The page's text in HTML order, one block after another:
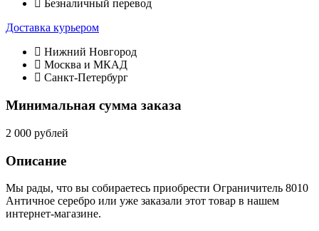
Безналичный перевод
Доставка курьером
Нижний Новгород
Москва и МКАД
Санкт-Петербург
Минимальная сумма заказа
2 000 рублей
Описание
Мы рады, что вы собираетесь приобрести Ограничитель 8010
Античное серебро или уже заказали этот товар в нашем
интернет-магазине.